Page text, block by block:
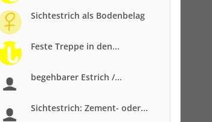
Sichtestrich als Bodenbelag
Feste Treppe in den...
begehbarer Estrich /...
Sichtestrich: Zement- oder...